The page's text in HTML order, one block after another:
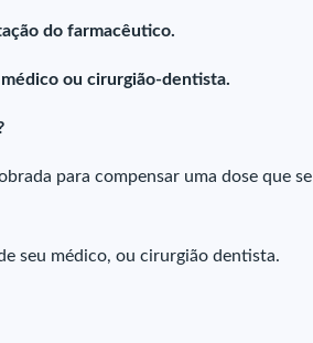
do farmacêutico.
ou cirurgião-dentista.
para compensar uma dose que se
seu médico, ou cirurgião dentista.